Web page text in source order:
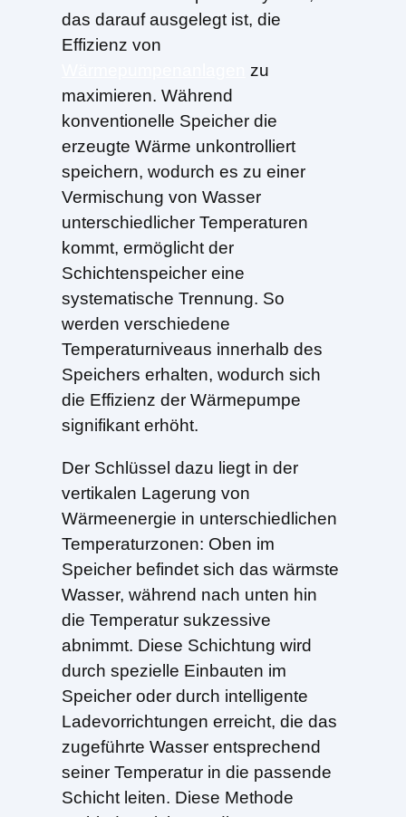
das darauf ausgelegt ist, die
Effizienz von
zu
maximieren. Während
konventionelle Speicher die
erzeugte Wärme unkontrolliert
speichern, wodurch es zu einer
Vermischung von Wasser
unterschiedlicher Temperaturen
kommt, ermöglicht der
Schichtenspeicher eine
systematische Trennung. So
werden verschiedene
Temperaturniveaus innerhalb des
Speichers erhalten, wodurch sich
die Effizienz der Wärmepumpe
signifikant erhöht.
Der Schlüssel dazu liegt in der
vertikalen Lagerung von
Wärmeenergie in unterschiedlichen
Temperaturzonen: Oben im
Speicher befindet sich das wärmste
Wasser, während nach unten hin
die Temperatur sukzessive
abnimmt. Diese Schichtung wird
durch spezielle Einbauten im
Speicher oder durch intelligente
Ladevorrichtungen erreicht, die das
zugeführte Wasser entsprechend
seiner Temperatur in die passende
Schicht leiten. Diese Methode